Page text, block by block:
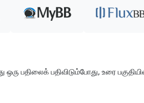
பதிலைக் பதிவிடும்போது, உரை